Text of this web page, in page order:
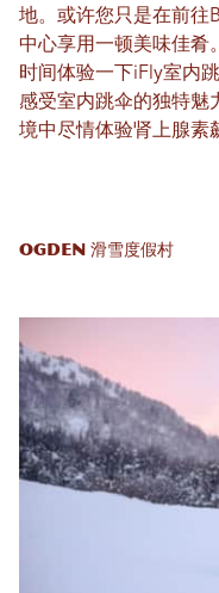
地。或许您只是在前往
中心享用一顿美味佳肴
时间体验一下iFly室内
感受室内跳伞的独特魅
境中尽情体验肾上腺素
Ogden 滑雪度假村